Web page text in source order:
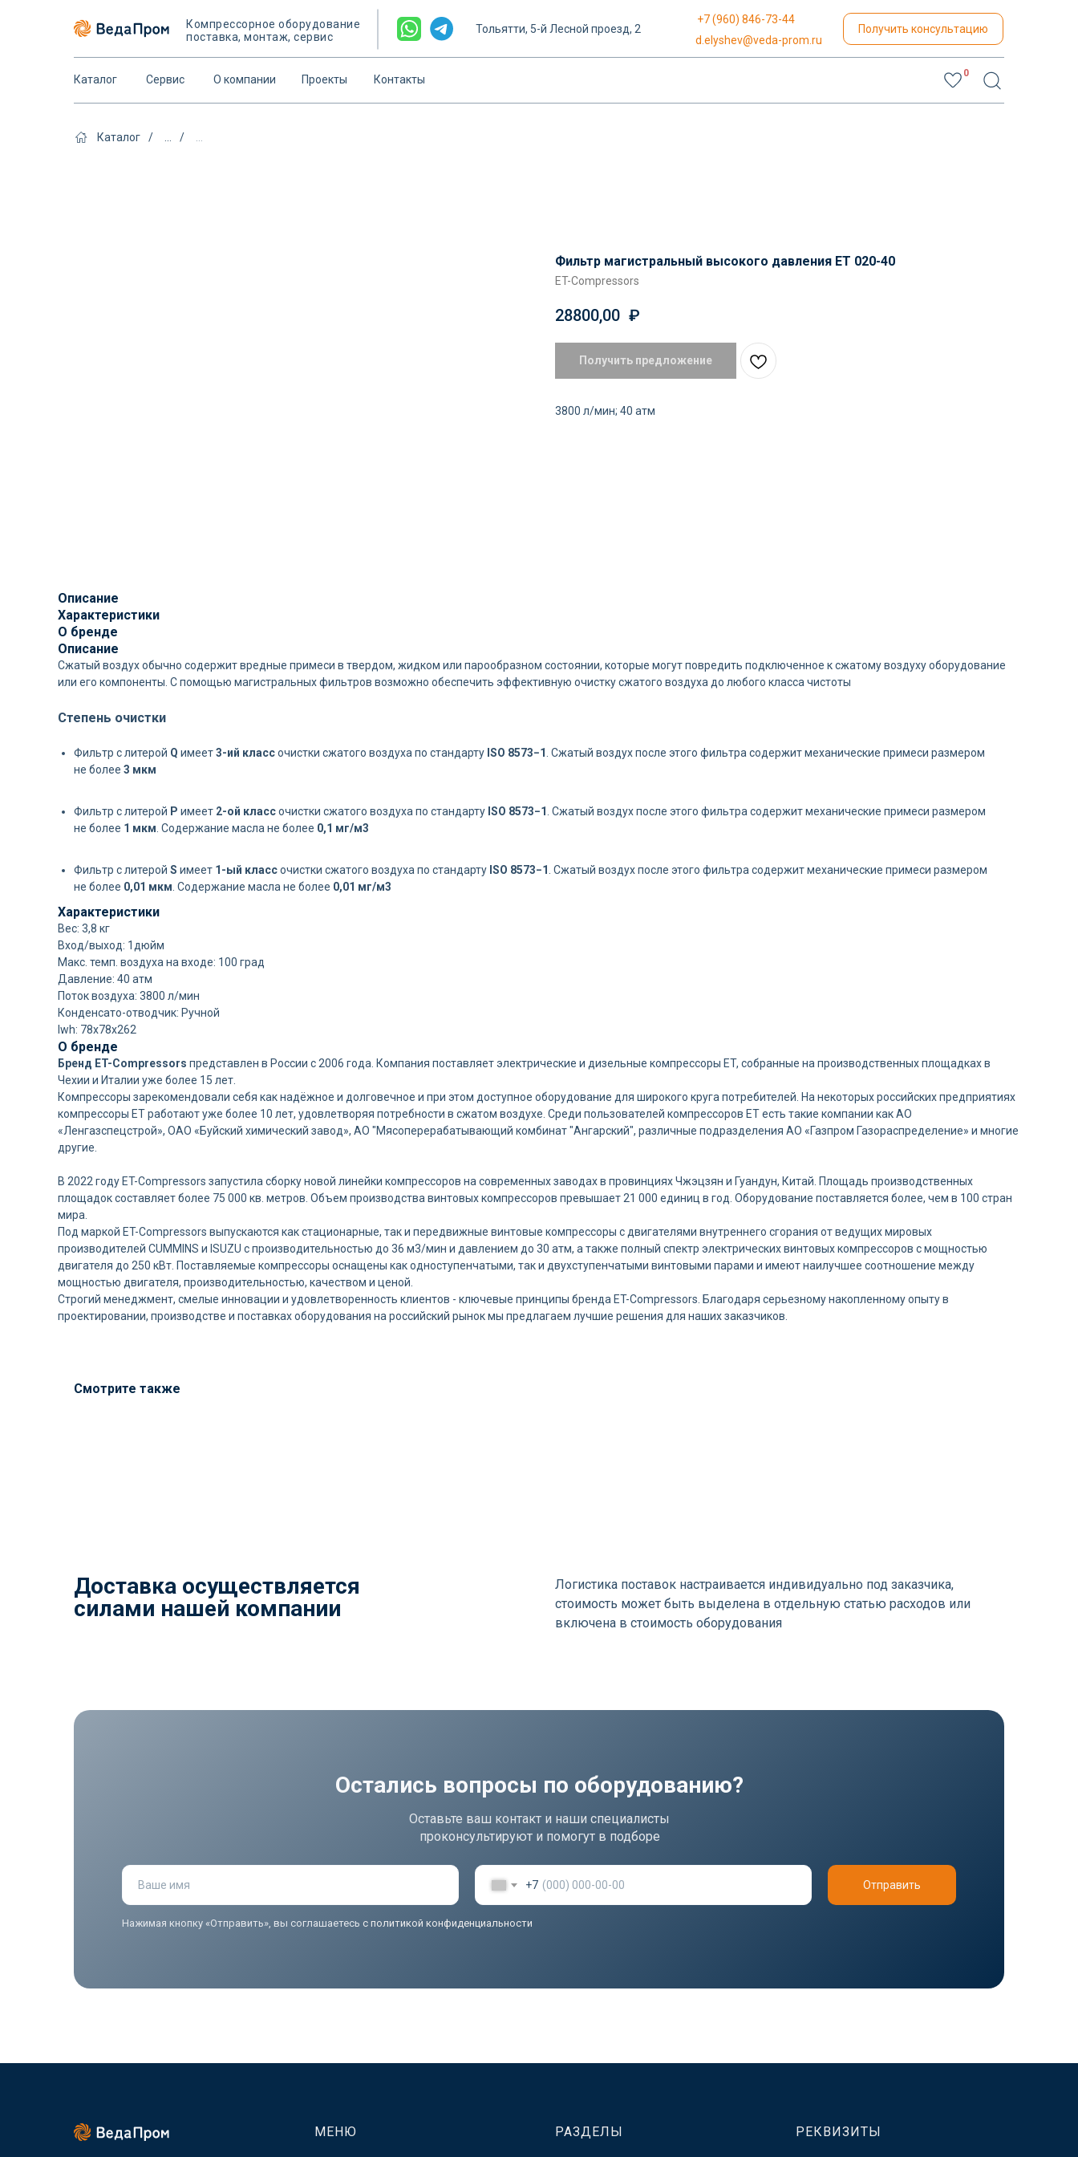
Компрессорное оборудование
поставка, монтаж, сервис
Получить консультацию
Тольятти, 5-й Лесной проезд, 2
d.elyshev@veda-prom.ru
+7 (960) 846-73-44
Каталог Сервис О компании Проекты 0
Контакты
Каталог / /
Фильтр магистральный высокого давления ET 020-40
ET-Compressors
28800,00 ₽
Получить предложение
3800 л/мин; 40 атм
Описание
Характеристики
О бренде
Описание
Сжатый воздух обычно содержит вредные примеси в твердом, жидком или парообразном состоянии, которые могут повредить подключенное к сжатому воздуху оборудование
или его компоненты. С помощью магистральных фильтров возможно обеспечить эффективную очистку сжатого воздуха до любого класса чистоты
Степень очистки
Фильтр с литерой Q имеет3-ий классочистки сжатого воздуха по стандарту ISO 8573−1 . Сжатый воздух после этого фильтра содержит механические примеси размером
не более 3 мкм
Фильтр с литерой P имеет 2-ой классочистки сжатого воздуха по стандарту ISO 8573−1 Сжатый воздух после этого фильтра содержит механические примеси размером
не более 1 мкм Содержание масла не более 0,1 мг/м3
Фильтр с литерой S имеет 1-ый классочистки сжатого воздуха по стандарту ISO 8573−1 . Сжатый воздух после этого фильтра содержит механические примеси размером
не более 0,01 мкм Содержание масла не более 0,01 мг/м3
Характеристики
Вес: 3,8 кг
Вход/выход: 1дюйм
Макс. темп. воздуха на входе: 100 град
Давление: 40 атм
Поток воздуха: 3800 л/мин
Конденсато-отводчик: Ручной
lwh: 78x78x262
О бренде
Бренд ET-Compressors представлен в России с 2006 года. Компания поставляет электрические и дизельные компрессоры ET, собранные на производственных площадках в
Чехии и Италии уже более 15 лет.
Компрессоры зарекомендовали себя как надёжное и долговечное и при этом доступное оборудование для широкого круга потребителей. На некоторых российских предприятиях
компрессоры ET работают уже более 10 лет, удовлетворяя потребности в сжатом воздухе. Среди пользователей компрессоров ET есть такие компании как АО
«Ленгазспецстрой», ОАО «Буйский химический завод», АО "Мясоперерабатывающий комбинат "Ангарский", различные подразделения АО «Газпром Газораспределение» и многие
другие.
В 2022 году ET-Compressors запустила сборку новой линейки компрессоров на современных заводах в провинциях Чжэцзян и Гуандун, Китай. Площадь производственных
площадок составляет более 75 000 кв. метров. Объем производства винтовых компрессоров превышает 21 000 единиц в год. Оборудование поставляется более, чем в 100 стран
мира.
Под маркой ET-Compressors выпускаются как стационарные, так и передвижные винтовые компрессоры с двигателями внутреннего сгорания от ведущих мировых
производителей CUMMINS и ISUZU с производительностью до 36 м3/мин и давлением до 30 атм, а также полный спектр электрических винтовых компрессоров с мощностью
двигателя до 250 кВт. Поставляемые компрессоры оснащены как одноступенчатыми, так и двухступенчатыми винтовыми парами и имеют наилучшее соотношение между
мощностью двигателя, производительностью, качеством и ценой.
Строгий менеджмент, смелые инновации и удовлетворенность клиентов - ключевые принципы бренда ET-Compressors. Благодаря серьезному накопленному опыту в
проектировании, производстве и поставках оборудования на российский рынок мы предлагаем лучшие решения для наших заказчиков.
Смотрите также
Доставка осуществляется
силами нашей компании
Логистика поставок настраивается индивидуально под заказчика,
стоимость может быть выделена в отдельную статью расходов или
включена в стоимость оборудования
Остались вопросы по оборудованию?
Ваше имя +7 Отправить
Нажимая кнопку «Отправить», вы соглашаетесь с политикой конфиденциальности
Оставьте ваш контакт и наши специалисты
проконсультируют и помогут в подборе
МЕНЮ РАЗДЕЛЫ РЕКВИЗИТЫ